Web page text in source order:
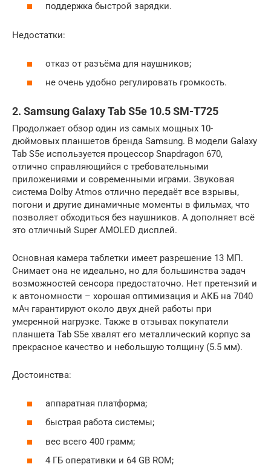
поддержка быстрой зарядки.
Недостатки:
отказ от разъёма для наушников;
не очень удобно регулировать громкость.
2. Samsung Galaxy Tab S5e 10.5 SM-T725
Продолжает обзор один из самых мощных 10-
дюймовых планшетов бренда Samsung. В модели Galaxy
Tab S5e используется процессор Snapdragon 670,
отлично справляющийся с требовательными
приложениями и современными играми. Звуковая
система Dolby Atmos отлично передаёт все взрывы,
погони и другие динамичные моменты в фильмах, что
позволяет обходиться без наушников. А дополняет всё
это отличный Super AMOLED дисплей.
Основная камера таблетки имеет разрешение 13 МП.
Снимает она не идеально, но для большинства задач
возможностей сенсора предостаточно. Нет претензий и
к автономности – хорошая оптимизация и АКБ на 7040
мАч гарантируют около двух дней работы при
умеренной нагрузке. Также в отзывах покупатели
планшета Tab S5e хвалят его металлический корпус за
прекрасное качество и небольшую толщину (5.5 мм).
Достоинства:
аппаратная платформа;
быстрая работа системы;
вес всего 400 грамм;
4 ГБ оперативки и 64 GB ROM;